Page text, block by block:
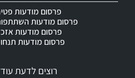
רוצים לדעת
פרסום מודעות
פרסום מודעות
פרסום מודעות
פרסום מודעות